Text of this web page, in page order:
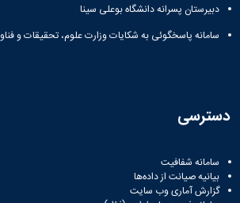
دبیرستان پسرانه دانشگاه بوعلی سینا
سامانه پاسخگوئی به شکایات وزارت علوم، تحقیقات و
دسترسی
سامانه شفافیت
بیانیه صیانت از داده‌ها
گزارش آماری وب‌ سایت